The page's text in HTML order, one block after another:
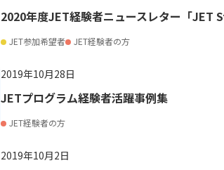
2020年度JET経験者ニュースレター「JET
JET参加希望者 JET経験者の方
2019年10月28日
JETプログラム経験者活躍事例集
JET経験者の方
2019年10月2日